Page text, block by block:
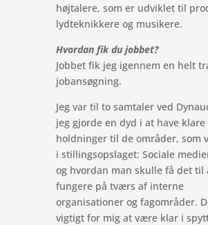
højtalere, som er udviklet til
lydteknikkere og musikere.
Hvordan fik du jobbet?
Jobbet fik jeg igennem en helt
jobansøgning.
Jeg var til to samtaler ved
jeg gjorde en dyd i at have klare
holdninger til de områder, som
i stillingsopslaget: Sociale
og hvordan man skulle få det til
fungere på tværs af interne
organisationer og fagområder.
vigtigt for mig at være klar i